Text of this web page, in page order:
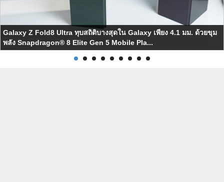
Galaxy Z Fold8 Ultra ทุบสถิติบางสุดใน Galaxy เพียง 4.1 มม. ด้วยขุม
พลัง Snapdragon® 8 Elite Gen 5 Mobile Pla...